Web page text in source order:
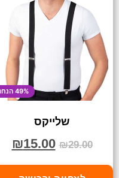
49% הנחה
שלייקס
₪29.00
₪15.00